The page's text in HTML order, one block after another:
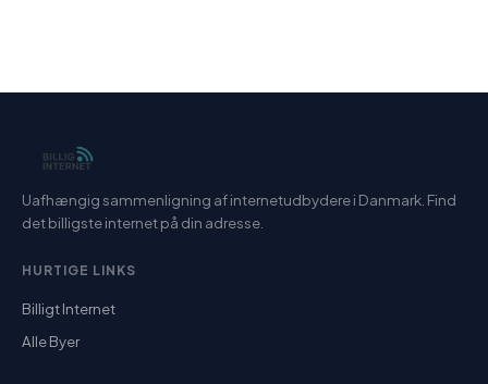
Uafhængig sammenligning af internetudbydere i Danmark. Find
det billigste internet på din adresse.
HURTIGE LINKS
Billigt Internet
Alle Byer